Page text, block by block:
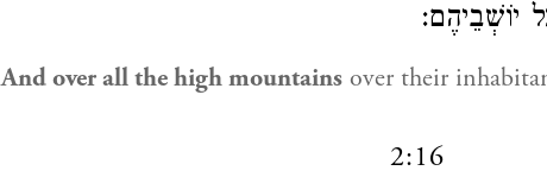
יוֹשְׁבֵיהֶם:
And over all the high mountains over their
2:16